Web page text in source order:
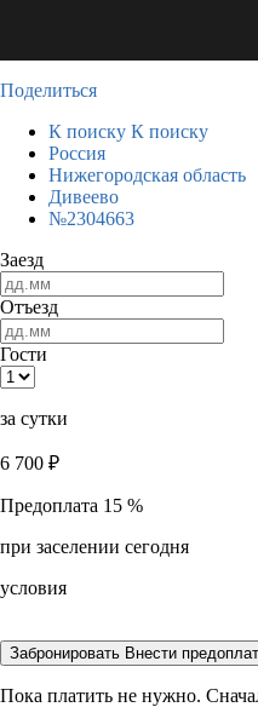
Поделиться
К поиску К поиску
Россия
Нижегородская область
Дивеево
№2304663
Заезд
Отъезд
Гости
за сутки
6 700 ₽
Предоплата 15 %
при заселении сегодня
условия
Забронировать Внести
Пока платить не нужно.